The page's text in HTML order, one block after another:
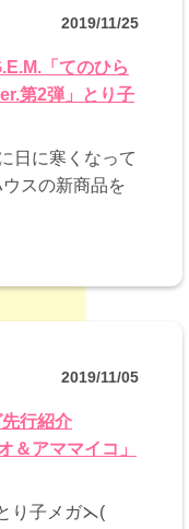
2019/11/25
「てのひら
第2弾」とり子
日に寒くなって
スの新商品を
2019/11/05
行紹介
＆アママイコ」
り子メガ⋋(